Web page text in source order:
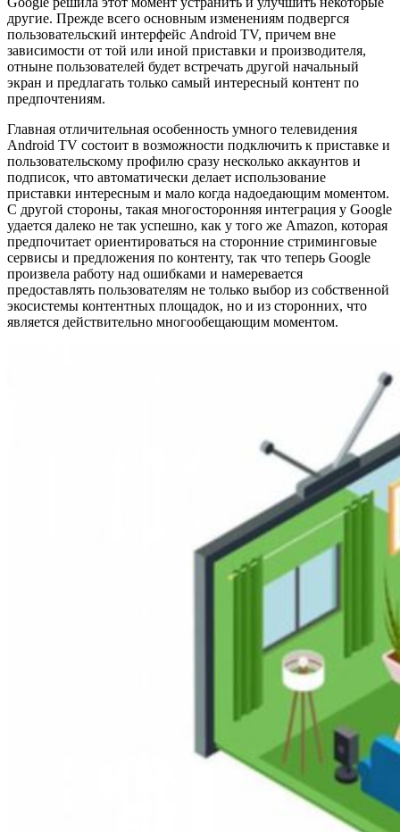
другие. Прежде всего основным изменениям подвергся
пользовательский интерфейс Android TV, причем вне
зависимости от той или иной приставки и производителя,
отныне пользователей будет встречать другой начальный
экран и предлагать только самый интересный контент по
предпочтениям.
Главная отличительная особенность умного телевидения
Android TV состоит в возможности подключить к приставке и
пользовательскому профилю сразу несколько аккаунтов и
подписок, что автоматически делает использование
приставки интересным и мало когда надоедающим моментом.
С другой стороны, такая многосторонняя интеграция у Google
удается далеко не так успешно, как у того же Amazon, которая
предпочитает ориентироваться на сторонние стриминговые
сервисы и предложения по контенту, так что теперь Google
произвела работу над ошибками и намеревается
предоставлять пользователям не только выбор из собственной
экосистемы контентных площадок, но и из сторонних, что
является действительно многообещающим моментом.